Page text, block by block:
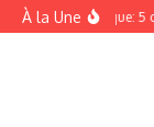
Aller au contenu
À la UneTout risque: 5